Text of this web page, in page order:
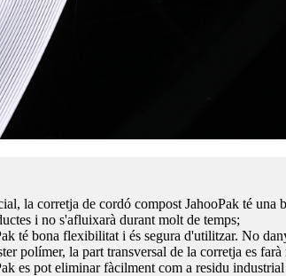
la corretja de cordó compost JahooPak té
i no s'afluixarà durant molt de temps;
té bona flexibilitat i és segura d'utilitzar. No
polímer, la part transversal de la corretja es
es pot eliminar fàcilment com a residu